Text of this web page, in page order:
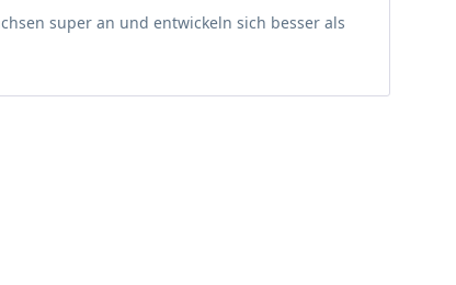
super an und entwickeln sich besser als